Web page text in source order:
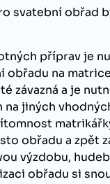
svatební obřad
příprav je
obřadu na
závazná a je
jiných
obřadu a zpět
výzdobu,
obřadu si